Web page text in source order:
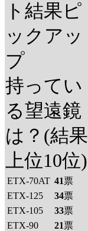
ト結果ピ
ックアッ
プ
持ってい
る望遠鏡
は？(結果
上位10位)
ETX-70AT 41票
ETX-125
34票
ETX-105
33票
ETX-90
21票